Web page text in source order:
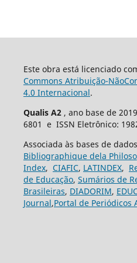
Este obra está licenciado
Commons Atribuição-
4.0 Internacional.
Qualis A2 , ano base de
6801 e ISSN Eletrônico:
Associada às bases de
Bibliographique dela
Index, CIAFIC, LATINDEX,
de Educação, Sumários de
Brasileiras, DIADORIM,
Journal,Portal de Periódicos